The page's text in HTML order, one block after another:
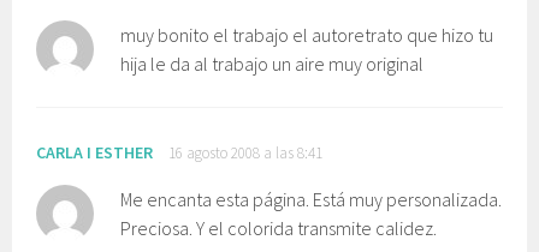
muy bonito el trabajo el autoretrato que hizo tu
hija le da al trabajo un aire muy original
CARLA I ESTHER 16 agosto 2008 a las 8:41
Me encanta esta página. Está muy personalizada.
Preciosa. Y el colorida transmite calidez.